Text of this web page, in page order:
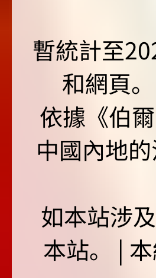
暫統計至
和網頁
依據《伯
中國內地
如本站涉
本站。 |